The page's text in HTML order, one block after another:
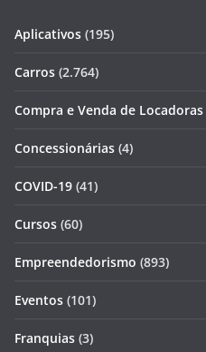
Aplicativos (195)
Carros (2.764)
Compra e Venda de Locadoras
Concessionárias (4)
COVID-19 (41)
Cursos (60)
Empreendedorismo (893)
Eventos (101)
Franquias (3)